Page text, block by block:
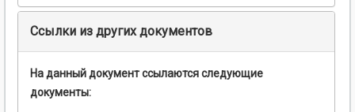
Ссылки из других документов
На данный документ ссылаются следующие
документы: